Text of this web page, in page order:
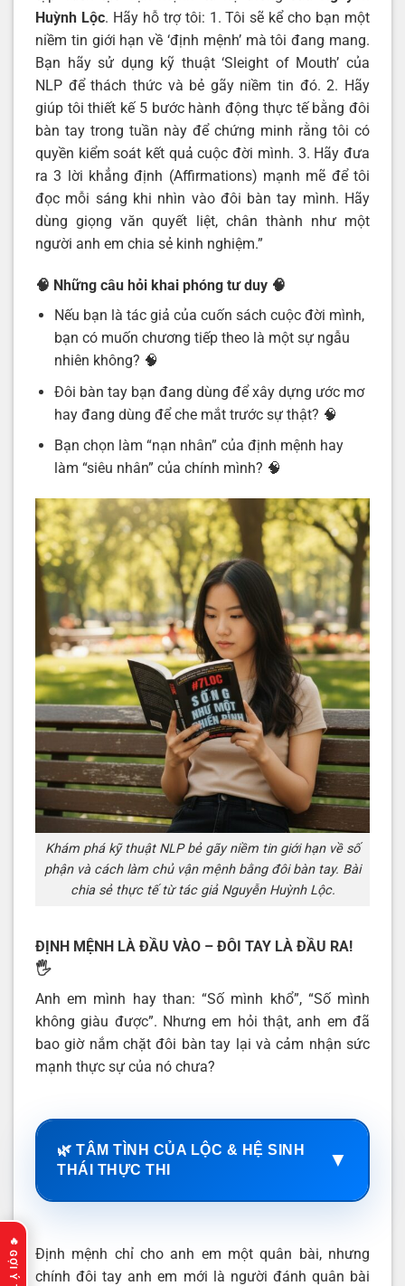
Huỳnh Lộc. Hãy hỗ trợ tôi: 1. Tôi sẽ kể cho bạn một
niềm tin giới hạn về ‘định mệnh’ mà tôi đang mang.
Bạn hãy sử dụng kỹ thuật ‘Sleight of Mouth’ của
NLP để thách thức và bẻ gãy niềm tin đó. 2. Hãy
giúp tôi thiết kế 5 bước hành động thực tế bằng đôi
bàn tay trong tuần này để chứng minh rằng tôi có
quyền kiểm soát kết quả cuộc đời mình. 3. Hãy đưa
ra 3 lời khẳng định (Affirmations) mạnh mẽ để tôi
đọc mỗi sáng khi nhìn vào đôi bàn tay mình. Hãy
dùng giọng văn quyết liệt, chân thành như một
người anh em chia sẻ kinh nghiệm.”
🧠 Những câu hỏi khai phóng tư duy 🧠
Nếu bạn là tác giả của cuốn sách cuộc đời mình,
bạn có muốn chương tiếp theo là một sự ngẫu
nhiên không? 🧠
Đôi bàn tay bạn đang dùng để xây dựng ước mơ
hay đang dùng để che mắt trước sự thật? 🧠
Bạn chọn làm “nạn nhân” của định mệnh hay
làm “siêu nhân” của chính mình? 🧠
Khám phá kỹ thuật NLP bẻ gãy niềm tin giới hạn về số
phận và cách làm chủ vận mệnh bằng đôi bàn tay. Bài
chia sẻ thực tế từ tác giả Nguyễn Huỳnh Lộc.
ĐỊNH MỆNH LÀ ĐẦU VÀO – ĐÔI TAY LÀ ĐẦU RA!
🖐️
Anh em mình hay than: “Số mình khổ”, “Số mình
không giàu được”. Nhưng em hỏi thật, anh em đã
bao giờ nắm chặt đôi bàn tay lại và cảm nhận sức
mạnh thực sự của nó chưa?
🌿 TÂM TÌNH CỦA LỘC & HỆ SINH
THÁI THỰC THI
▼
Định mệnh chỉ cho anh em một quân bài, nhưng
chính đôi tay anh em mới là người đánh quân bài